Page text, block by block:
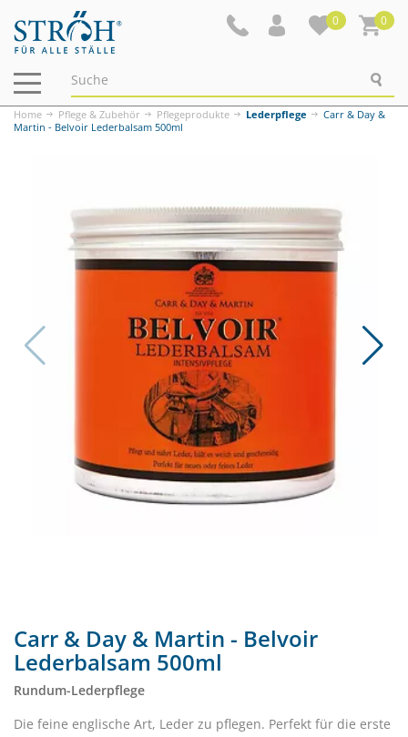
0 0
Navigation
ein-/ausblenden
Home Pflege & Zubehör Pflegeprodukte Lederpflege
Carr & Day &
Martin - Belvoir Lederbalsam 500ml
Carr & Day & Martin - Belvoir
Lederbalsam 500ml
Rundum-Lederpflege
Die feine englische Art, Leder zu pflegen. Perfekt für die erste